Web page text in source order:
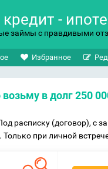
-
займы с правдивыми
Избранное
возьму в долг 250
расписку (договор), с
при личной